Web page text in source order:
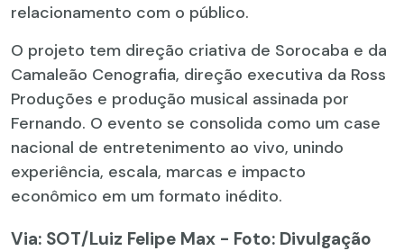
relacionamento com o público.
O projeto tem direção criativa de Sorocaba e da
Camaleão Cenografia, direção executiva da Ross
Produções e produção musical assinada por
Fernando. O evento se consolida como um case
nacional de entretenimento ao vivo, unindo
experiência, escala, marcas e impacto
econômico em um formato inédito.
Via: SOT/Luiz Felipe Max - Foto: Divulgação